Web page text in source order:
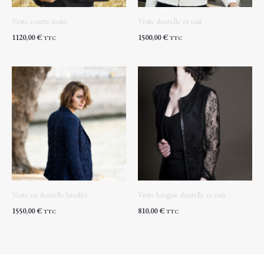
Veste courte noire
1120,00€ TTC
Veste dentelle et cuir
1500,00€ TTC
Veste en dentelle brodée
1550,00€ TTC
Veste longue dentelle et cuir
810,00€ TTC